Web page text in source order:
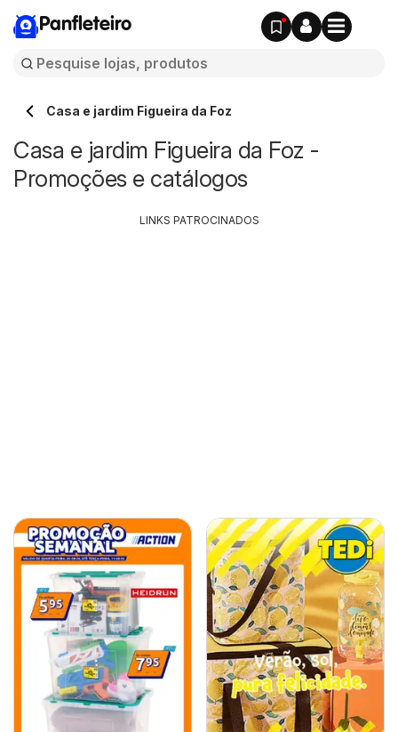
Panfleteiro
Casa e jardim Figueira da Foz
Casa e jardim Figueira da Foz -
Promoções e catálogos
LINKS PATROCINADOS